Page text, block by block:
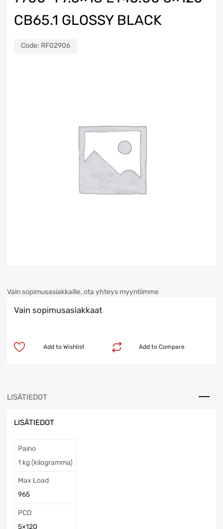
CB65.1 GLOSSY BLACK
Code: RF02906
Vain sopimusasiakkaille, ota yhteys myyntiimme
Vain sopimusasiakkaat
Add to Compare
Add to Wishlist
LISÄTIEDOT
LISÄTIEDOT
Paino
1 kg (kilogramma)
Max Load
965
PCD
5×120